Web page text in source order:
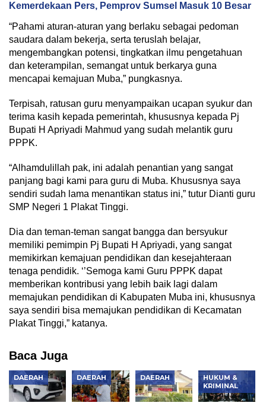
Kemerdekaan Pers, Pemprov Sumsel Masuk 10 Besar
“Pahami aturan-aturan yang berlaku sebagai pedoman
saudara dalam bekerja, serta teruslah belajar,
mengembangkan potensi, tingkatkan ilmu pengetahuan
dan keterampilan, semangat untuk berkarya guna
mencapai kemajuan Muba,” pungkasnya.
Terpisah, ratusan guru menyampaikan ucapan syukur dan
terima kasih kepada pemerintah, khususnya kepada Pj
Bupati H Apriyadi Mahmud yang sudah melantik guru
PPPK.
“Alhamdulillah pak, ini adalah penantian yang sangat
panjang bagi kami para guru di Muba. Khususnya saya
sendiri sudah lama menantikan status ini,” tutur Dianti guru
SMP Negeri 1 Plakat Tinggi.
Dia dan teman-teman sangat bangga dan bersyukur
memiliki pemimpin Pj Bupati H Apriyadi, yang sangat
memikirkan kemajuan pendidikan dan kesejahteraan
tenaga pendidik. ‘’Semoga kami Guru PPPK dapat
memberikan kontribusi yang lebih baik lagi dalam
memajukan pendidikan di Kabupaten Muba ini, khususnya
saya sendiri bisa memajukan pendidikan di Kecamatan
Plakat Tinggi,” katanya.
Baca Juga
DAERAH DAERAH DAERAH
HUKUM &
KRIMINAL